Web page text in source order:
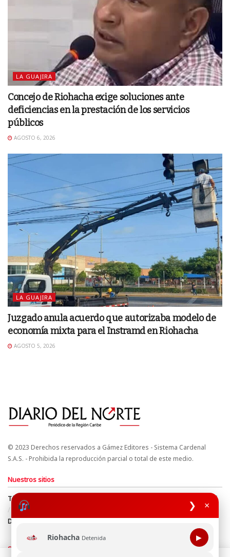
❯ ×
Riohacha Detenida ▶
LA GUAJIRA
Concejo de Riohacha exige soluciones ante
deficiencias en la prestación de los servicios
públicos
AGOSTO 6, 2026
LA GUAJIRA
Juzgado anula acuerdo que autorizaba modelo de
economía mixta para el Instramd en Riohacha
AGOSTO 5, 2026
© 2023 Derechos reservados a Gámez Editores - Sistema Cardenal
S.A.S. - Prohibida la reproducción parcial o total de este medio.
Nuestros sitios
Términos y Condiciones
Derechos de Autor y Propiedad Intelectual
Política de uso de cookies
Política de Tratamiento de Datos
Directrices Editoriales
Síguenos